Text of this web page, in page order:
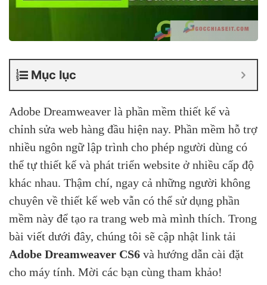
Mục lục
Adobe Dreamweaver là phần mềm thiết kế và
chỉnh sửa web hàng đầu hiện nay. Phần mềm hỗ trợ
nhiều ngôn ngữ lập trình cho phép người dùng có
thể tự thiết kế và phát triển website ở nhiều cấp độ
khác nhau. Thậm chí, ngay cả những người không
chuyên về thiết kế web vẫn có thể sử dụng phần
mềm này để tạo ra trang web mà mình thích. Trong
bài viết dưới đây, chúng tôi sẽ cập nhật link tải
Adobe Dreamweaver CS6 và hướng dẫn cài đặt
cho máy tính. Mời các bạn cùng tham khảo!